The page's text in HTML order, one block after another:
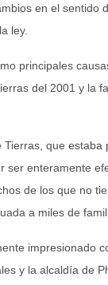
en el sentido
ley.
principales
del 2001 y la
que estaba
ser enteramente
de los que no
a miles de
impresionado
y la alcaldía de